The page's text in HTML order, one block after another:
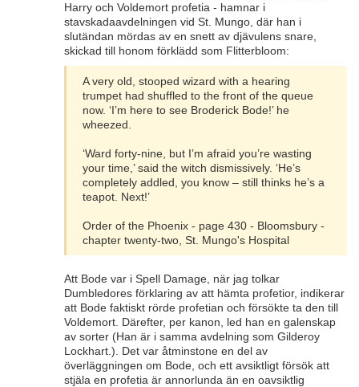
Harry och Voldemort profetia - hamnar i
stavskadaavdelningen vid St. Mungo, där han i
slutändan mördas av en snett av djävulens snare,
skickad till honom förklädd som Flitterbloom:
A very old, stooped wizard with a hearing
trumpet had shuffled to the front of the queue
now. ‘I’m here to see Broderick Bode!’ he
wheezed.
‘Ward forty-nine, but I’m afraid you’re wasting
your time,’ said the witch dismissively. ‘He’s
completely addled, you know – still thinks he’s a
teapot. Next!’
Order of the Phoenix - page 430 - Bloomsbury -
chapter twenty-two, St. Mungo's Hospital
Att Bode var i Spell Damage, när jag tolkar
Dumbledores förklaring av att hämta profetior, indikerar
att Bode faktiskt rörde profetian och försökte ta den till
Voldemort. Därefter, per kanon, led han en galenskap
av sorter (Han är i samma avdelning som Gilderoy
Lockhart.). Det var åtminstone en del av
överläggningen om Bode, och ett avsiktligt försök att
stjäla en profetia är annorlunda än en oavsiktlig